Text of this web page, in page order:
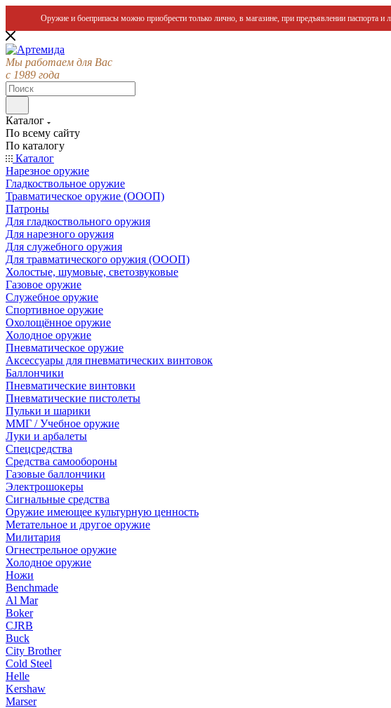
Оружие и боеприпасы можно приобрести только лично, в магазине, при предъявлении паспорта и
Мы работаем для Вас
с 1989 года
Каталог
По всему сайту
По каталогу
Каталог
Нарезное оружие
Гладкоствольное оружие
Травматическое оружие (ОООП)
Патроны
Для гладкоствольного оружия
Для нарезного оружия
Для служебного оружия
Для травматического оружия (ОООП)
Холостые, шумовые, светозвуковые
Газовое оружие
Служебное оружие
Спортивное оружие
Охолощённое оружие
Холодное оружие
Пневматическое оружие
Аксессуары для пневматических винтовок
Баллончики
Пневматические винтовки
Пневматические пистолеты
Пульки и шарики
ММГ / Учебное оружие
Луки и арбалеты
Спецсредства
Средства самообороны
Газовые баллончики
Электрошокеры
Сигнальные средства
Оружие имеющее культурную ценность
Метательное и другое оружие
Милитария
Огнестрельное оружие
Холодное оружие
Ножи
Benchmade
Al Mar
Boker
CJRB
Buck
City Brother
Cold Steel
Helle
Kershaw
Marser